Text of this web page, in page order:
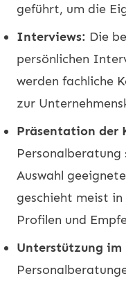
geführt, um die
Interviews: Die
persönlichen
werden fachliche
zur
Präsentation der
Auswahl
geschieht meist
Profilen und
Unterstützung im